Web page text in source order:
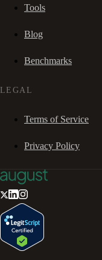
Tools
Blog
Benchmarks
LEGAL
Terms of Service
Privacy Policy